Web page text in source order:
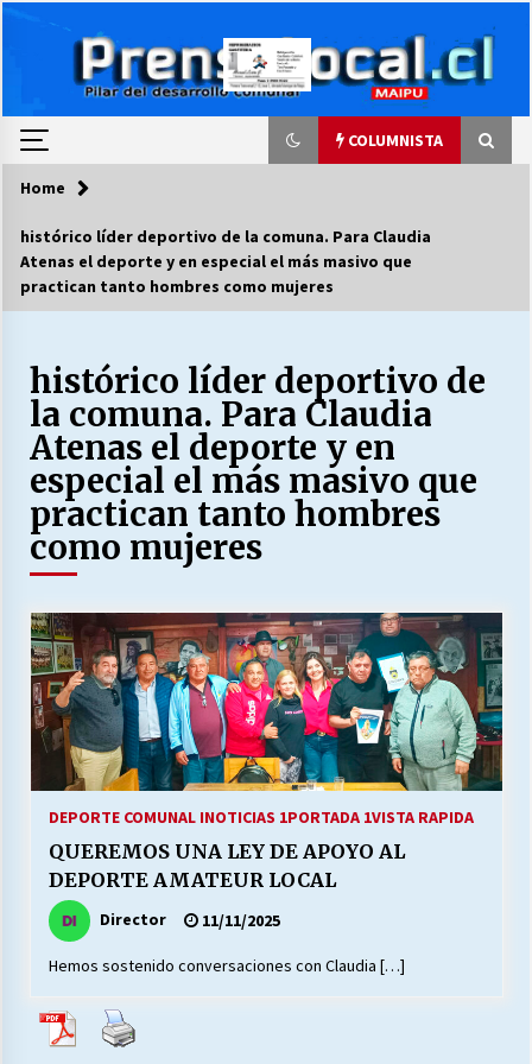
COLUMNISTA
COLUMNISTA
Ya se ordenaron las cuentas de luz… ¿Y
cuándo van a bajar?
LA DC POR SIEMPRE.RECORDANDO 69 AÑOS DE
HISTORIA
28/07/2026
“ORGULLOSOS DE SER DC” SALUDA EL
CUMPLEAÑOS 69
27/07/2026
LABORAL:
13/07/2026
Escuela hospitalaria El Carmen de Maipu.
25/06/2026
¿Qué habrían dicho?
23/06/2026
VOLVER A SER ALTERNATIVA
Home
histórico líder deportivo de la comuna. Para Claudia
Atenas el deporte y en especial el más masivo que
practican tanto hombres como mujeres
histórico líder deportivo de
la comuna. Para Claudia
Atenas el deporte y en
especial el más masivo que
practican tanto hombres
como mujeres
DEPORTE COMUNAL INOTICIAS 1PORTADA 1VISTA RAPIDA
QUEREMOS UNA LEY DE APOYO AL
DEPORTE AMATEUR LOCAL
Director 11/11/2025
Hemos sostenido conversaciones con Claudia […]